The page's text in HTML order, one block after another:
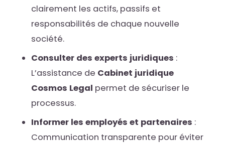
clairement les actifs, passifs et
responsabilités de chaque nouvelle
société.
Consulter des experts juridiques :
L’assistance de Cabinet juridique
Cosmos Legal permet de sécuriser le
processus.
Informer les employés et partenaires :
Communication transparente pour éviter